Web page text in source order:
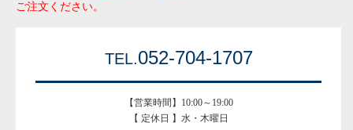
ご注文ください。
TEL.052-704-1707
【営業時間】10:00～19:00
【 定休日 】水・木曜日